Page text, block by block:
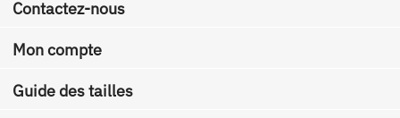
Contactez-nous
Mon compte
Guide des tailles